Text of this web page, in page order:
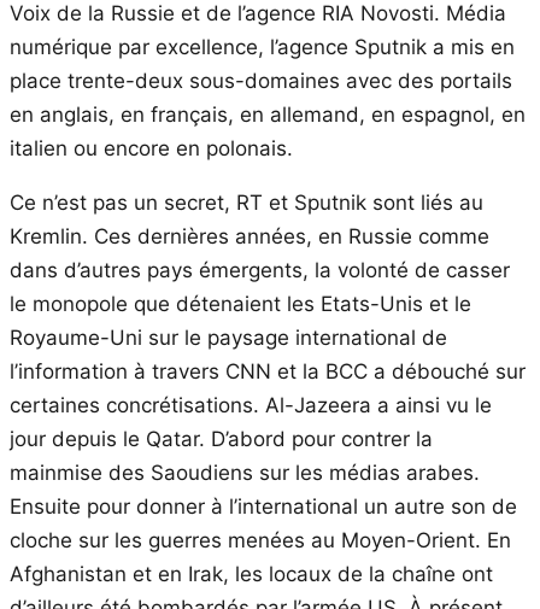
Voix de la Russie et de l’agence RIA Novosti. Média
numérique par excellence, l’agence Sputnik a mis en
place trente-deux sous-domaines avec des portails
en anglais, en français, en allemand, en espagnol, en
italien ou encore en polonais.
Ce n’est pas un secret, RT et Sputnik sont liés au
Kremlin. Ces dernières années, en Russie comme
dans d’autres pays émergents, la volonté de casser
le monopole que détenaient les Etats-Unis et le
Royaume-Uni sur le paysage international de
l’information à travers CNN et la BCC a débouché sur
certaines concrétisations. Al-Jazeera a ainsi vu le
jour depuis le Qatar. D’abord pour contrer la
mainmise des Saoudiens sur les médias arabes.
Ensuite pour donner à l’international un autre son de
cloche sur les guerres menées au Moyen-Orient. En
Afghanistan et en Irak, les locaux de la chaîne ont